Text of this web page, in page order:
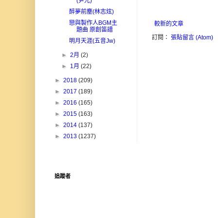
較新的文章
訂閱： 張貼留言 (Atom)
醉夢前塵(林志炫)
戀與製作人BGM主
題曲 原創笛譜
明月天涯(五音Jw)
►2月(2)
► 1月(22)
► 2018 (209)
► 2017 (189)
► 2016 (165)
► 2015 (163)
► 2014 (137)
► 2013 (1237)
追蹤者